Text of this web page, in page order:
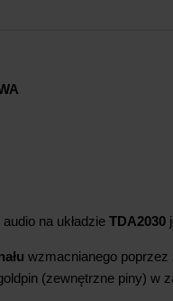
na układzie TDA2030
wzmacnianego poprzez
(zewnętrzne piny) w